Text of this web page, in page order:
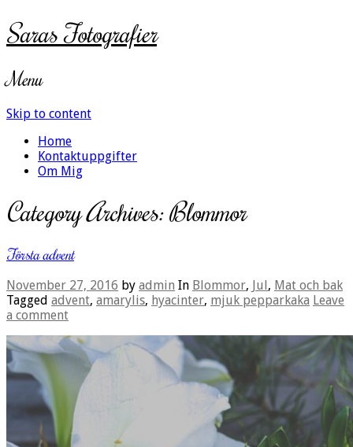
Saras Fotografier
Menu
Skip to content
Home
Kontaktuppgifter
Om Mig
Category Archives:Blommor
Första advent
November 27, 2016 by admin In Blommor, Jul , Mat och bak
Tagged advent, amarylis, hyacinter, mjuk pepparkaka Leave
a comment